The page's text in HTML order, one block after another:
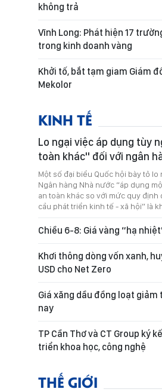
không trả
Vĩnh Long: Phát hiện 17
trong kinh doanh vàng
Khởi tố, bắt tạm giam Giám
Mekolor
KINH TẾ
Lo ngại việc áp dụng tùy
toàn khác" đối với ngân
Một số đại biểu Quốc hội bày tỏ lo
Ngân hàng Nhà nước “áp dụng
an toàn khác so với mức quy
cầu phát triển kinh tế - xã hội” là
Chiều 6-8: Giá vàng “hạ
Khơi thông dòng vốn xanh,
USD cho Net Zero
Giá xăng dầu đồng loạt giảm
nay
TP Cần Thơ và CT Group ký
triển khoa học, công nghệ
THẾ GIỚI